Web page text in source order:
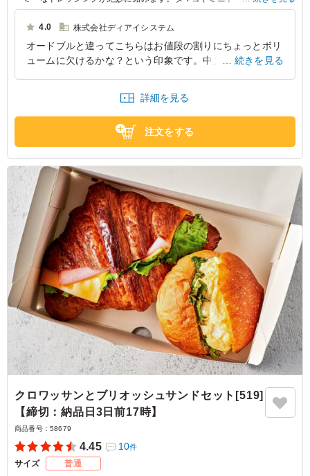
リーが彩りを添え、ビジュアルも楽しめる一品。パーティーオードブルの
1品としてご利用ください。
※4～5人前となります。
4.0 株式会社ディアイシステム
オードブルと違ってこちらはお値段の割りにちょっとボリ
ュームに欠けるかな？という印象です。中身もシーザーサ
大阪府大阪市北区中之島2023/12/21
続きを見る
詳細を見る
注文をする
クロワッサンとブリオッシュサンドセット[519]
【締切：納品日3日前17時】
商品番号： 58679
4.45 10件
サイズ 普通